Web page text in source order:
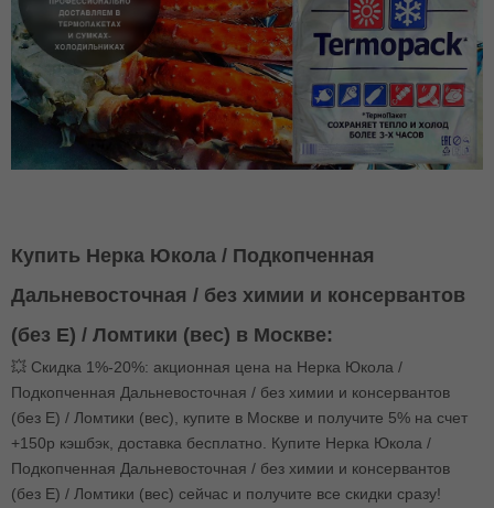
Купить Нерка Юкола / Подкопченная
Дальневосточная / без химии и консервантов
(без E) / Ломтики (вес) в Москве:
💥 Скидка 1%-20%: акционная цена на Нерка Юкола /
Подкопченная Дальневосточная / без химии и консервантов
(без E) / Ломтики (вес), купите в Москве и получите 5% на счет
+150р кэшбэк, доставка бесплатно. Купите Нерка Юкола /
Подкопченная Дальневосточная / без химии и консервантов
(без E) / Ломтики (вес) сейчас и получите все скидки сразу!